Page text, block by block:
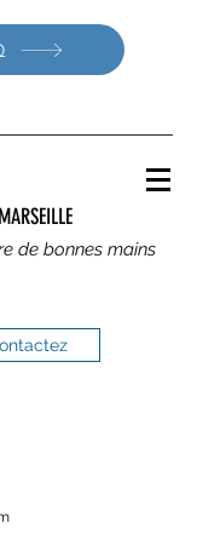
de bonnes mains